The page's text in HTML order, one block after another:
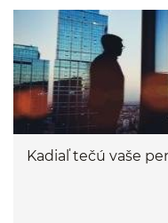
Kadiaľ tečú vaše